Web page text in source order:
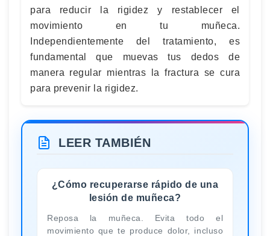
para reducir la rigidez y restablecer el
movimiento en tu muñeca.
Independientemente del tratamiento, es
fundamental que muevas tus dedos de
manera regular mientras la fractura se cura
para prevenir la rigidez.
LEER TAMBIÉN
¿Cómo recuperarse rápido de una
lesión de muñeca?
Reposa la muñeca. Evita todo el
movimiento que te produce dolor, incluso